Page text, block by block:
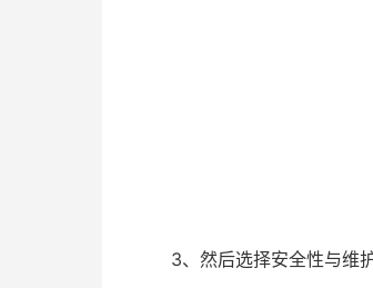
3、然后选择安全性与维护